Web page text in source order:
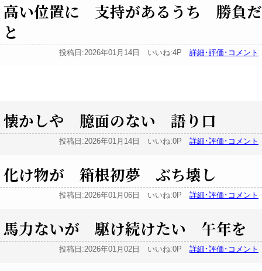
高い位置に 支持があるうち 勝負だ
と
投稿日:2026年01月14日 いいね:4P 詳細･評価･コメント
懐かしや 臆面のない 語り口
投稿日:2026年01月14日 いいね:0P 詳細･評価･コメント
化け物が 箱根初夢 ぶち壊し
投稿日:2026年01月06日 いいね:0P 詳細･評価･コメント
馬力ないが 駆け続けたい 午年を
投稿日:2026年01月02日 いいね:0P 詳細･評価･コメント